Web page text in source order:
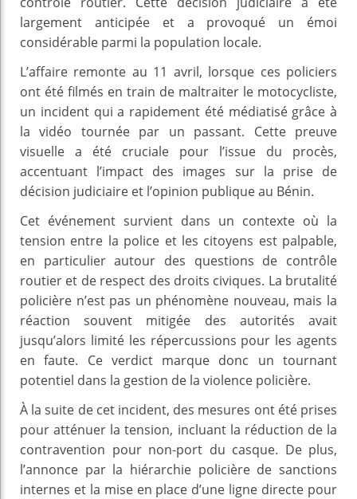
largement anticipée et a provoqué un émoi
considérable parmi la population locale.
L’affaire remonte au 11 avril, lorsque ces policiers
ont été filmés en train de maltraiter le motocycliste,
un incident qui a rapidement été médiatisé grâce à
la vidéo tournée par un passant. Cette preuve
visuelle a été cruciale pour l’issue du procès,
accentuant l’impact des images sur la prise de
décision judiciaire et l’opinion publique au Bénin.
Cet événement survient dans un contexte où la
tension entre la police et les citoyens est palpable,
en particulier autour des questions de contrôle
routier et de respect des droits civiques. La brutalité
policière n’est pas un phénomène nouveau, mais la
réaction souvent mitigée des autorités avait
jusqu’alors limité les répercussions pour les agents
en faute. Ce verdict marque donc un tournant
potentiel dans la gestion de la violence policière.
À la suite de cet incident, des mesures ont été prises
pour atténuer la tension, incluant la réduction de la
contravention pour non-port du casque. De plus,
l’annonce par la hiérarchie policière de sanctions
internes et la mise en place d’une ligne directe pour